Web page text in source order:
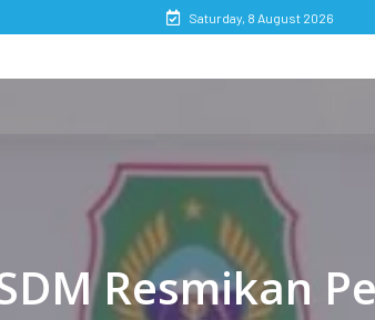
Saturday, 8 August 2026
Resmikan